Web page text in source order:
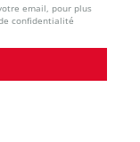
email, pour plus
confidentialité